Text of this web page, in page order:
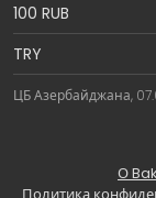
100 RUB
TRY
ЦБ Азербайджана,
О